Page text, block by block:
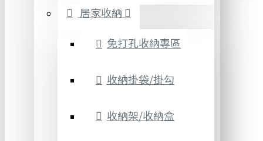
居家收納
免打孔收納專區
收納掛袋/掛勾
收納架/收納盒